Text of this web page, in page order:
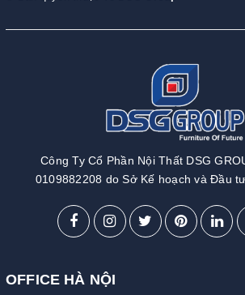
Công Ty Cổ Phần Nội Thất DSG
0109882208 do Sở Kế hoạch và Đầu
OFFICE HÀ NỘI